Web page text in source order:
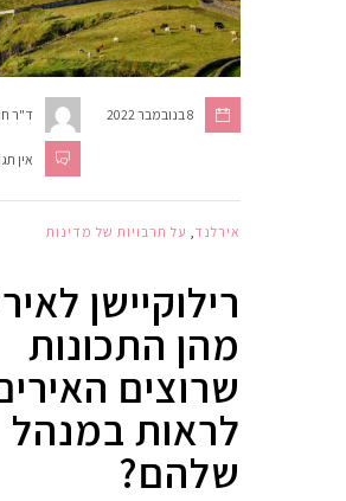
ד"ר 8 בנובמבר 2022
אין
אירלנד על תרבויות של מדינות
רילוקיישן
מהן התכונות
שרוצים
לראות במנהל
שלהם?